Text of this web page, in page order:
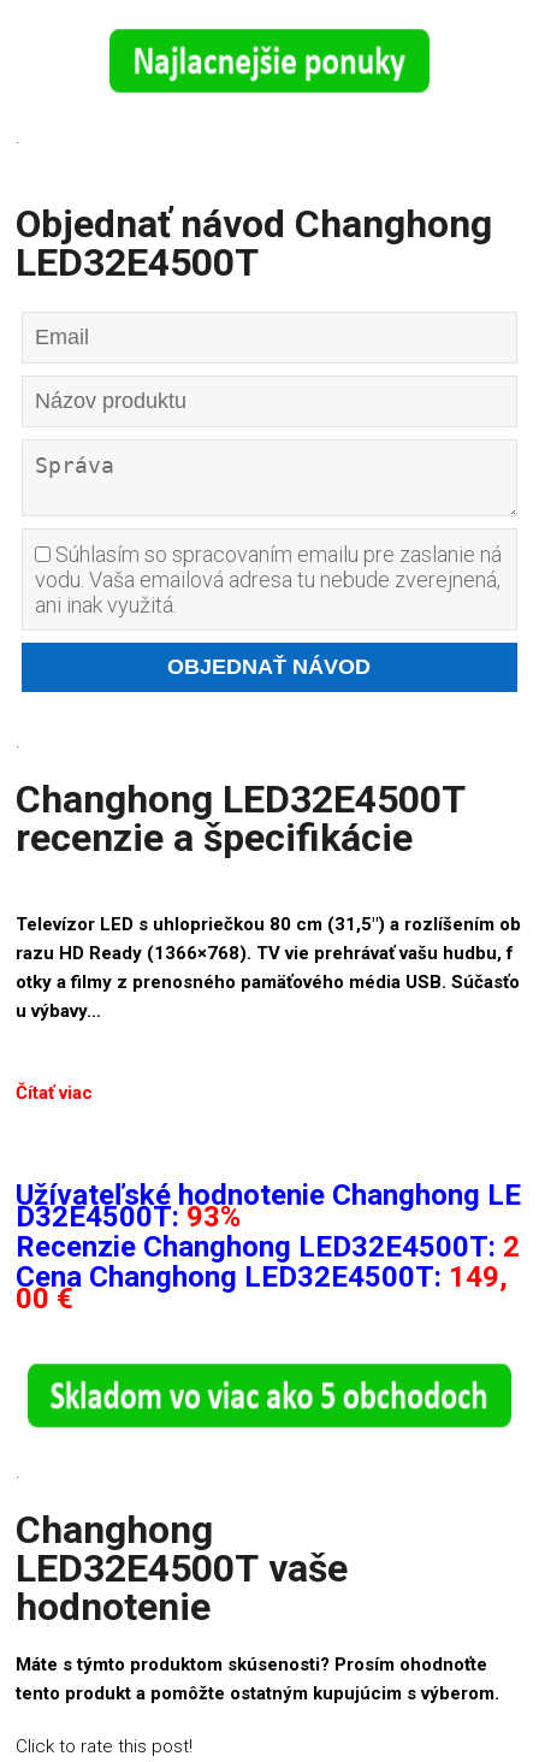
.
Objednať návod Changhong
LED32E4500T
Súhlasím so spracovaním emailu pre zaslanie ná
vodu. Vaša emailová adresa tu nebude zverejnená,
ani inak využitá.
.
Changhong LED32E4500T
recenzie a špecifikácie
Televízor LED s uhlopriečkou 80 cm (31,5″) a rozlíšením ob
razu HD Ready (1366×768). TV vie prehrávať vašu hudbu, f
otky a filmy z prenosného pamäťového média USB. Súčasťo
u výbavy…
Čítať viac
Užívateľské hodnotenie Changhong LE
D32E4500T: 93%
Recenzie Changhong LED32E4500T: 2
Cena Changhong LED32E4500T: 149,
00 €
.
Changhong
LED32E4500T vaše
hodnotenie
Máte s týmto produktom skúsenosti? Prosím ohodnoťte
tento produkt a pomôžte ostatným kupujúcim s výberom.
Click to rate this post!